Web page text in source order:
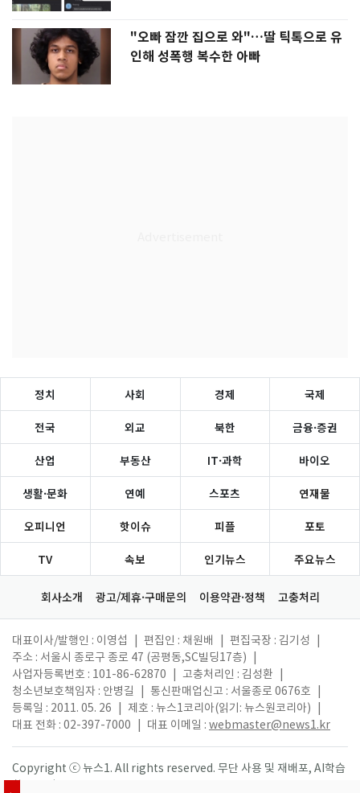
"오빠 잠깐 집으로 와"…딸 틱톡으로 유
인해 성폭행 복수한 아빠
정치 사회 경제 국제
전국 외교 북한 금융·증권
산업 부동산 IT·과학 바이오
생활·문화 연예 스포츠 연재물
오피니언 핫이슈 피플 포토
TV 속보 인기뉴스 주요뉴스
회사소개 광고/제휴·구매문의 이용약관·정책 고충처리
대표이사/발행인 : 이영섭 편집인 : 채원배 편집국장 : 김기성
주소 : 서울시 종로구 종로 47 (공평동,SC빌딩17층)
사업자등록번호 : 101-86-62870
고충처리인 : 김성환
청소년보호책임자 : 안병길
통신판매업신고 : 서울종로 0676호
등록일 : 2011. 05. 26
제호 : 뉴스1코리아(읽기: 뉴스원코리아)
대표 전화 : 02-397-7000
대표 이메일 : webmaster@news1.kr
Copyright ⓒ 뉴스1. All rights reserved. 무단 사용 및 재배포, AI학습
활용 금지.